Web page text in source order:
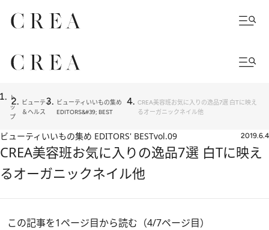
ト
ッ
プ
ビューティ
＆ヘルス
ビューティいいもの集め
EDITORS&#39; BEST
CREA美容班お気に入りの逸品7選 白Tに映え
るオーガニックネイル他
ビューティいいもの集め EDITORS' BESTvol.09 2019.6.4
CREA美容班お気に入りの逸品7選 白Tに映え
るオーガニックネイル他
この記事を1ページ目から読む（4/7ページ目）